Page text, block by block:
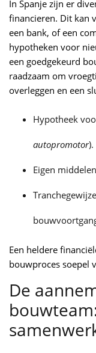
In Spanje zijn er
financieren. Dit kan
een bank, of een
hypotheken voor
een goedgekeurd
raadzaam om
overleggen en een
Hypotheek
autopromotor).
Eigen
Een heldere
bouwproces soepel
De